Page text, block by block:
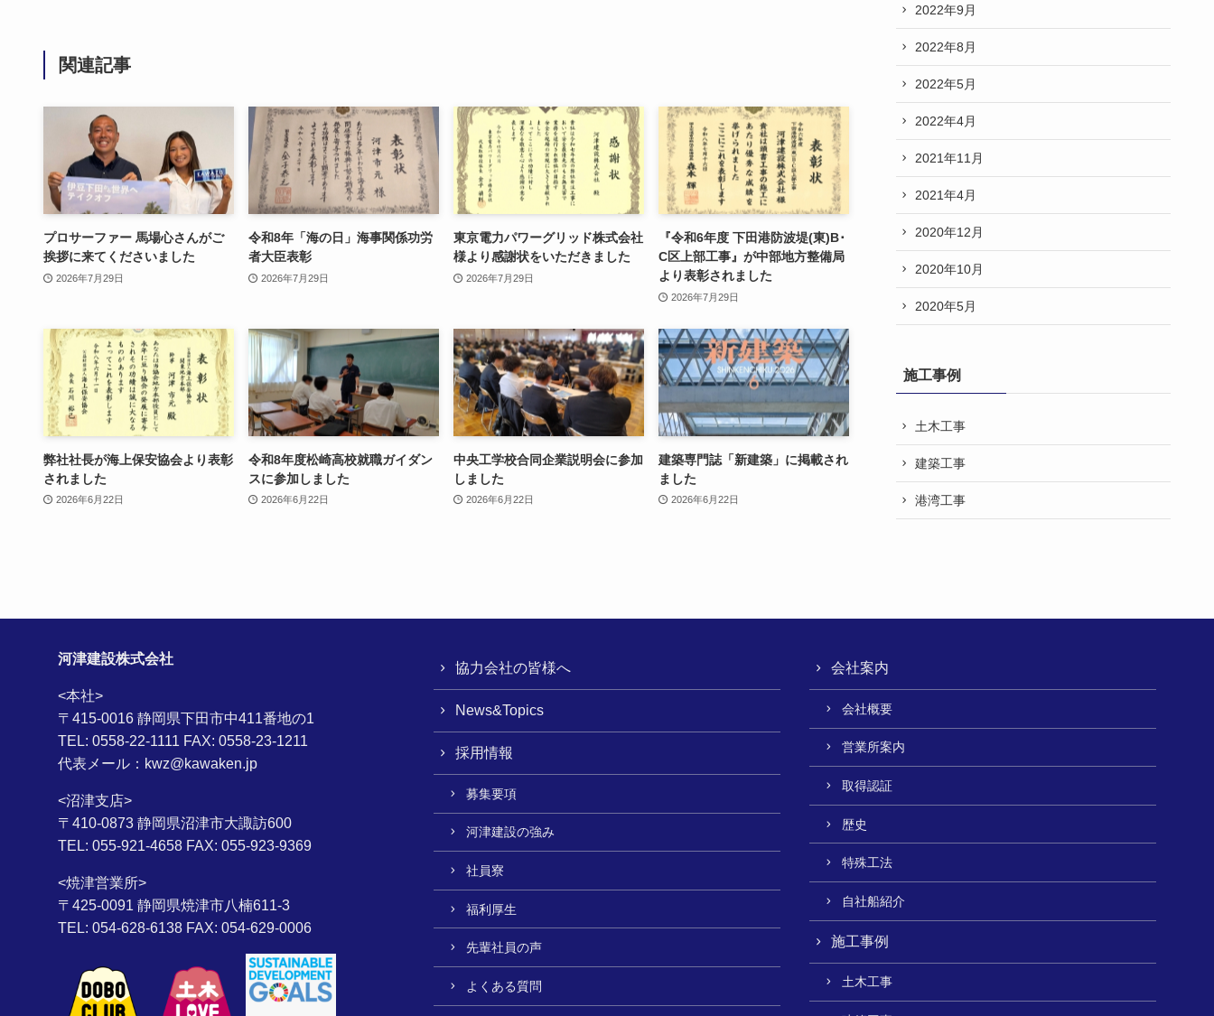
関連記事
プロサーファー 馬場心さんがご
挨拶に来てくださいました
2026年7月29日
令和8年「海の日」海事関係功労
者大臣表彰
2026年7月29日
東京電力パワーグリッド株式会社
様より感謝状をいただきました
2026年7月29日
『令和6年度 下田港防波堤(東)B･
C区上部工事』が中部地方整備局
より表彰されました
2026年7月29日
弊社社長が海上保安協会より表彰
されました
2026年6月22日
令和8年度松崎高校就職ガイダン
スに参加しました
2026年6月22日
中央工学校合同企業説明会に参加
しました
2026年6月22日
建築専門誌「新建築」に掲載され
ました
2026年6月22日
2022年9月
2022年8月
2022年5月
2022年4月
2021年11月
2021年4月
2020年12月
2020年10月
2020年5月
施工事例
土木工事
建築工事
港湾工事
河津建設株式会社
<本社>
〒415-0016 静岡県下田市中411番地の1
TEL: 0558-22-1111 FAX: 0558-23-1211
代表メール：kwz@kawaken.jp
<沼津支店>
〒410-0873 静岡県沼津市大諏訪600
TEL: 055-921-4658 FAX: 055-923-9369
<焼津営業所>
〒425-0091 静岡県焼津市八楠611-3
TEL: 054-628-6138 FAX: 054-629-0006
協力会社の皆様へ
News&Topics
採用情報
募集要項
河津建設の強み
社員寮
福利厚生
先輩社員の声
よくある質問
会社案内
会社概要
営業所案内
取得認証
歴史
特殊工法
自社船紹介
施工事例
土木工事